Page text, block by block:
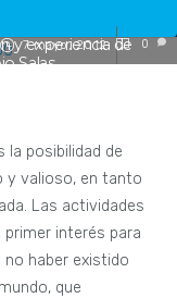
7 mayo, 2012
y experiencia de
Salas
0
la posibilidad de
y valioso, en tanto
Las actividades
interés para
haber existido
que